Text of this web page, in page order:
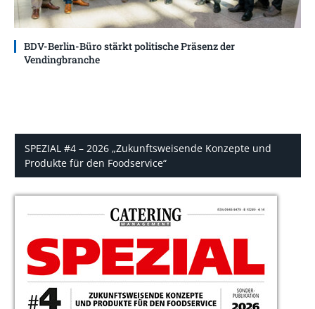
BDV-Berlin-Büro stärkt politische Präsenz der
Vendingbranche
SPEZIAL #4 – 2026 „Zukunftsweisende Konzepte und
Produkte für den Foodservice“